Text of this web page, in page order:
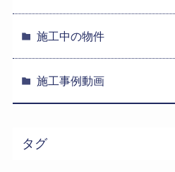
施工中の物件
施工事例動画
タグ